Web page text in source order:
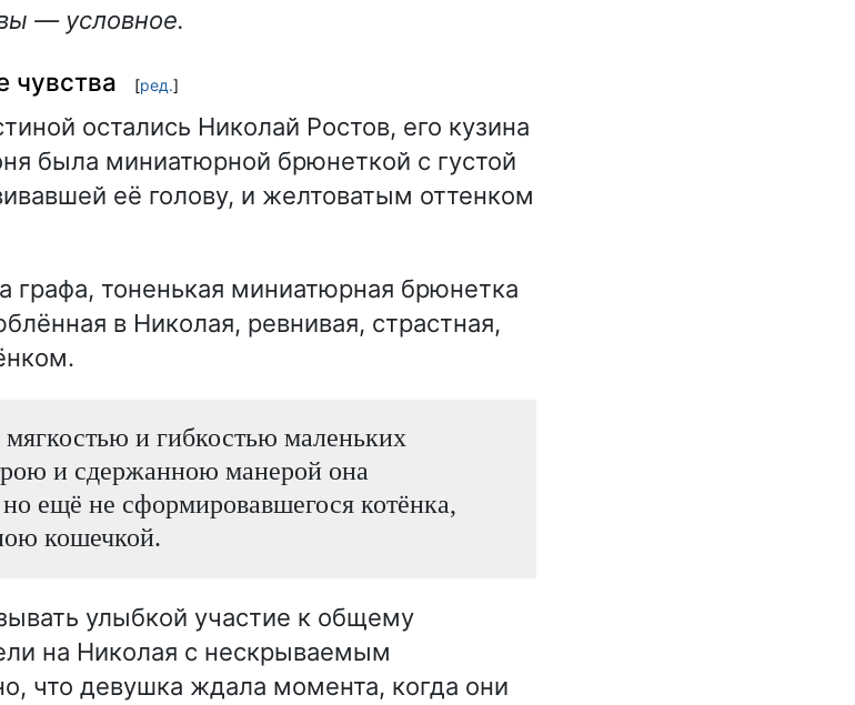
— условное.
чувства [ред.]
остались Николай Ростов, его кузина
была миниатюрной брюнеткой с густой
её голову, и желтоватым оттенком
тоненькая миниатюрная брюнетка
в Николая, ревнивая, страстная,
и гибкостью маленьких
и сдержанною манерой она
ещё не сформировавшегося котёнка,
кошечкой.
улыбкой участие к общему
на Николая с нескрываемым
что девушка ждала момента, когда они